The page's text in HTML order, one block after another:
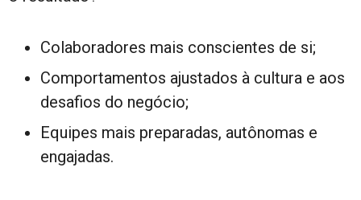
Colaboradores mais conscientes de si;
Comportamentos ajustados à cultura e aos
desafios do negócio;
Equipes mais preparadas, autônomas e
engajadas.